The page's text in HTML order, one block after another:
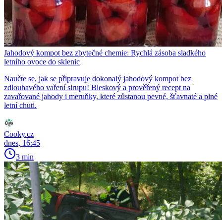
Jahodový kompot bez zbytečné chemie: Rychlá zásoba sladkého
letního ovoce do sklenic
Naučte se, jak se připravuje dokonalý jahodový kompot bez
zdlouhavého vaření sirupu! Bleskový a prověřený recept na
zavařované jahody i meruňky, které zůstanou pevné, šťavnaté a plné
letní chuti.
Cooky.cz
dnes, 16:45
3 min